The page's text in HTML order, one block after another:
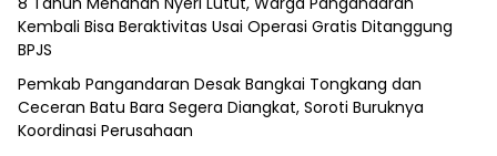
Kembali Bisa Beraktivitas Usai Operasi Gratis Ditanggung
BPJS
Pemkab Pangandaran Desak Bangkai Tongkang dan
Ceceran Batu Bara Segera Diangkat, Soroti Buruknya
Koordinasi Perusahaan